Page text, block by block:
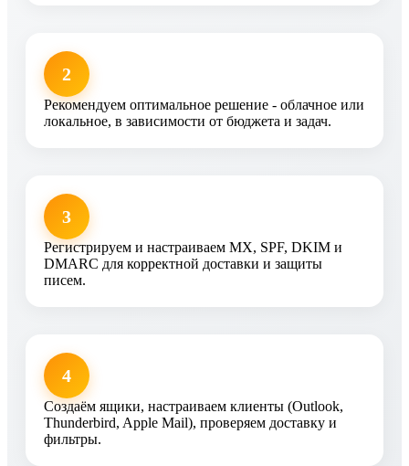
2
Рекомендуем оптимальное решение - облачное или
локальное, в зависимости от бюджета и задач.
3
Регистрируем и настраиваем MX, SPF, DKIM и
DMARC для корректной доставки и защиты
писем.
4
Создаём ящики, настраиваем клиенты (Outlook,
Thunderbird, Apple Mail), проверяем доставку и
фильтры.